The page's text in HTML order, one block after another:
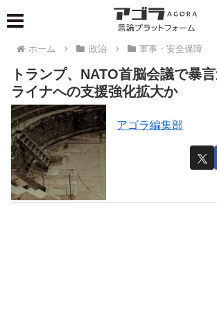
ホーム 政治 軍事・安全保障
トランプ、NATO首脳会議で暴
ライナへの支援強化拡大か
アゴラ編集部